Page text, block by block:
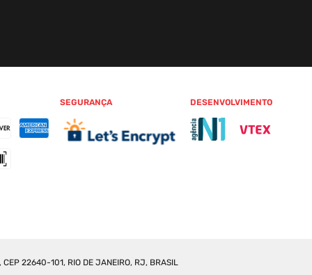
SEGURANÇA DESENVOLVIMENTO
22640-101, RIO DE JANEIRO, RJ, BRASIL